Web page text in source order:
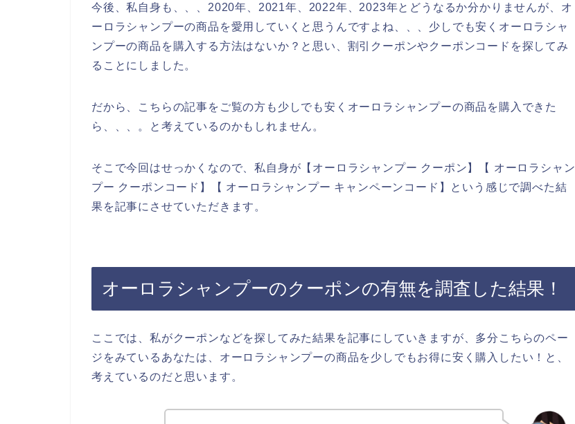
今後、私自身も、、、2020年、2021年、2022年、2023年とどうなるか分かりませんが、オ
ーロラシャンプーの商品を愛用していくと思うんですよね、、、少しでも安くオーロラシャ
ンプーの商品を購入する方法はないか？と思い、割引クーポンやクーポンコードを探してみ
ることにしました。
だから、こちらの記事をご覧の方も少しでも安くオーロラシャンプーの商品を購入できた
ら、、、。と考えているのかもしれません。
そこで今回はせっかくなので、私自身が【オーロラシャンプー クーポン】【 オーロラシャン
プー クーポンコード】【 オーロラシャンプー キャンペーンコード】という感じで調べた結
果を記事にさせていただきます。
オーロラシャンプーのクーポンの有無を調査した結果！
ここでは、私がクーポンなどを探してみた結果を記事にしていきますが、多分こちらのペー
ジをみているあなたは、オーロラシャンプーの商品を少しでもお得に安く購入したい！と、
考えているのだと思います。